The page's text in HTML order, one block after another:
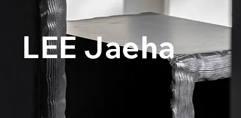
LEE Jaeha